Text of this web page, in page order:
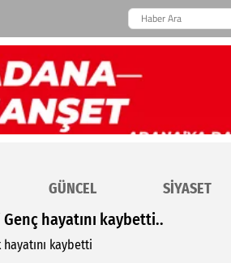
GÜNCEL SİYASET
hayatını kaybetti..
hayatını kaybetti